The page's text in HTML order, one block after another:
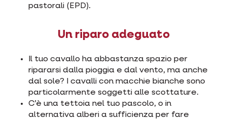
pastorali (EPD).
Un riparo adeguato
Il tuo cavallo ha abbastanza spazio per
ripararsi dalla pioggia e dal vento, ma anche
dal sole? I cavalli con macchie bianche sono
particolarmente soggetti alle scottature.
C’è una tettoia nel tuo pascolo, o in
alternativa alberi a sufficienza per fare